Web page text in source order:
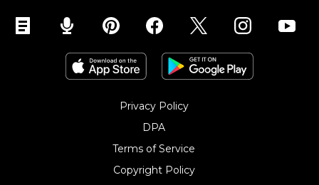
Privacy Policy
DPA
Terms of Service
Copyright Policy‎